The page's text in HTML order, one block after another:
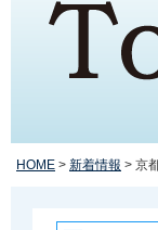
HOME > 新着情報 > 京